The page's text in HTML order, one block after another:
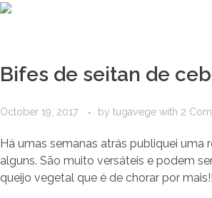
Bifes de seitan de
October 19, 2017 by tugavege with 2
Há umas semanas atrás publiquei uma
alguns. São muito versáteis e podem
queijo vegetal que é de chorar por mais!!